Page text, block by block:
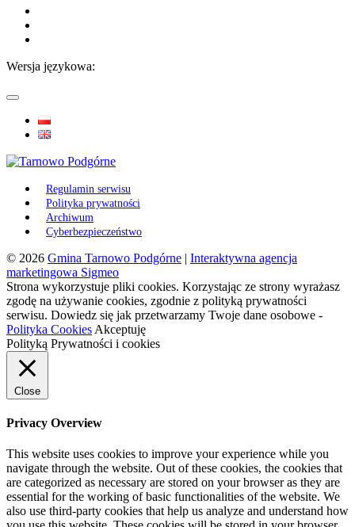
Wersja językowa:
Regulamin serwisu
Polityka prywatności
Archiwum
Cyberbezpieczeństwo
© 2026 Gmina Tarnowo Podgórne | Interaktywna agencja
marketingowa Sigmeo
Strona wykorzystuje pliki cookies. Korzystając ze strony wyrażasz
zgodę na używanie cookies, zgodnie z polityką prywatności
serwisu. Dowiedz się jak przetwarzamy Twoje dane osobowe -
Polityka Cookies Akceptuję
Polityką Prywatności i cookies
Close
Privacy Overview
This website uses cookies to improve your experience while you
navigate through the website. Out of these cookies, the cookies that
are categorized as necessary are stored on your browser as they are
essential for the working of basic functionalities of the website. We
also use third-party cookies that help us analyze and understand how